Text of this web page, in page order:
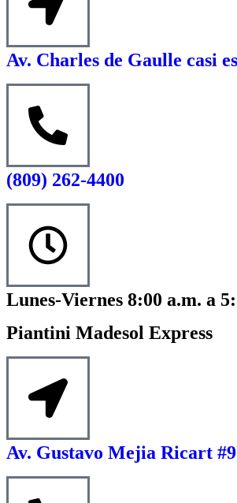
Av. Charles de Gaulle casi
(809) 262-4400
Lunes-Viernes 8:00 a.m. a
Piantini Madesol Express
Av. Gustavo Mejia Ricart